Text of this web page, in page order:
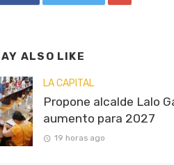
ALSO LIKE
LA CAPITAL
Propone alcalde Lalo
aumento para 2027
19 horas ago